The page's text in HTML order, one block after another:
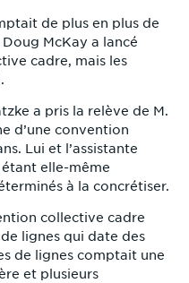
de plus en plus de
McKay a lancé
cadre, mais les
a pris la relève de M.
d’une convention
Lui et l’assistante
elle-même
à la concrétiser.
collective cadre
lignes qui date des
de lignes comptait une
et plusieurs